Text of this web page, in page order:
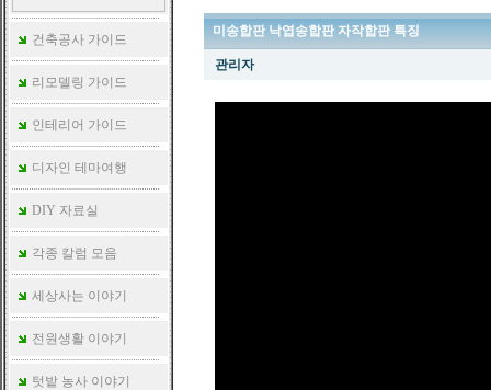
건축공사 가이드
리모델링 가이드
인테리어 가이드
디자인 테마여행
DIY 자료실
각종 칼럼 모음
세상사는 이야기
전원생활 이야기
텃밭 농사 이야기
미송합판 낙엽송합판 자작합판 특징
관리자